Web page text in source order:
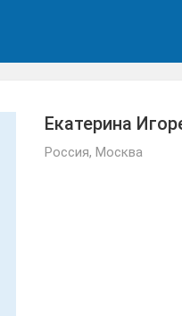
Екатерина
Россия, Москва